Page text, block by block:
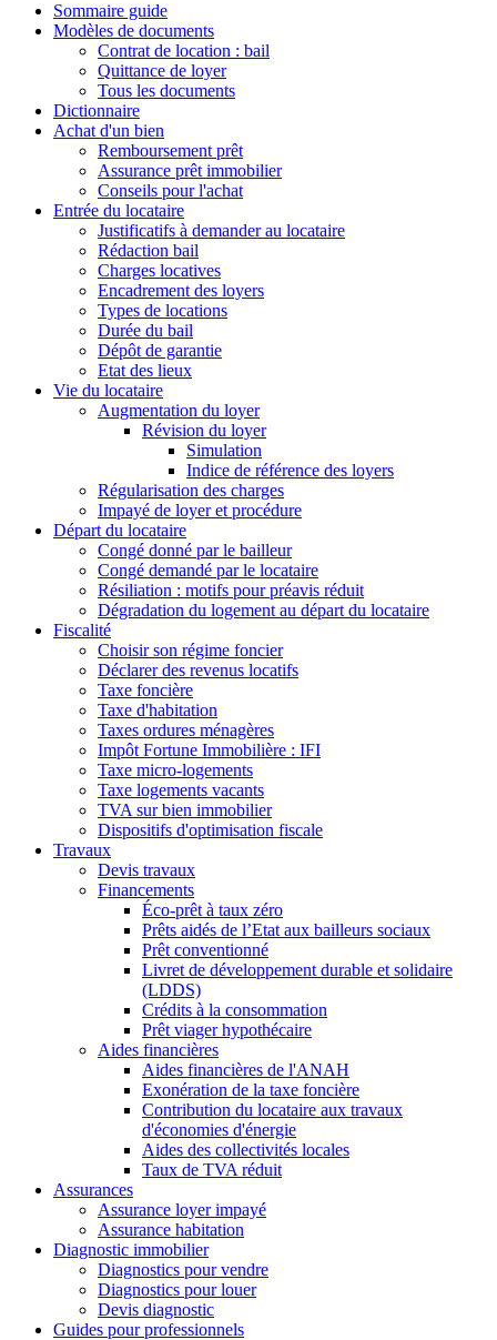
Sommaire guide
Modèles de documents
Contrat de location : bail
Quittance de loyer
Tous les documents
Dictionnaire
Achat d'un bien
Remboursement prêt
Assurance prêt immobilier
Conseils pour l'achat
Entrée du locataire
Justificatifs à demander au locataire
Rédaction bail
Charges locatives
Encadrement des loyers
Types de locations
Durée du bail
Dépôt de garantie
Etat des lieux
Vie du locataire
Augmentation du loyer
Révision du loyer
Simulation
Indice de référence des loyers
Régularisation des charges
Impayé de loyer et procédure
Départ du locataire
Congé donné par le bailleur
Congé demandé par le locataire
Résiliation : motifs pour préavis réduit
Dégradation du logement au départ du locataire
Fiscalité
Choisir son régime foncier
Déclarer des revenus locatifs
Taxe foncière
Taxe d'habitation
Taxes ordures ménagères
Impôt Fortune Immobilière : IFI
Taxe micro-logements
Taxe logements vacants
TVA sur bien immobilier
Dispositifs d'optimisation fiscale
Travaux
Devis travaux
Financements
Éco-prêt à taux zéro
Prêts aidés de l’Etat aux bailleurs sociaux
Prêt conventionné
Livret de développement durable et solidaire
(LDDS)
Crédits à la consommation
Prêt viager hypothécaire
Aides financières
Aides financières de l'ANAH
Exonération de la taxe foncière
Contribution du locataire aux travaux
d'économies d'énergie
Aides des collectivités locales
Taux de TVA réduit
Assurances
Assurance loyer impayé
Assurance habitation
Diagnostic immobilier
Diagnostics pour vendre
Diagnostics pour louer
Devis diagnostic
Guides pour professionnels